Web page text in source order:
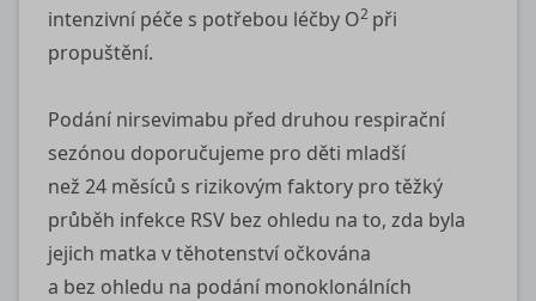
intenzivní péče s potřebou léčby O2 při
propuštění.
Podání nirsevimabu před druhou respirační
sezónou doporučujeme pro děti mladší
než 24 měsíců s rizikovým faktory pro těžký
průběh infekce RSV bez ohledu na to, zda byla
jejich matka v těhotenství očkována
a bez ohledu na podání monoklonálních